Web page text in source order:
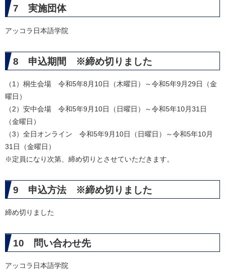
7 実施団体
アッコラ日本語学院
8 申込期間 ※締め切りました
（1）桐生会場 令和5年8月10日（木曜日）～令和5年9月29日（金
曜日）
（2）安中会場 令和5年9月10日（日曜日）～令和5年10月31日
（金曜日）
（3）全日オンライン 令和5年9月10日（日曜日）～令和5年10月
31日（金曜日）
※定員になり次第、締め切りとさせていただきます。
9 申込方法 ※締め切りました
​締め切りました
10 問い合わせ先
アッコラ日本語学院